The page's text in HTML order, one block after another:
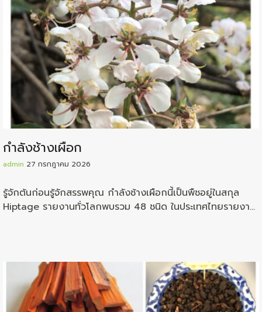
กำลังช้างเผือก
admin 27 กรกฎาคม 2026
รู้จักต้นก่อนรู้จักสรรพคุณ กำลังช้างเผือกนี้เป็นพืชอยู่ในสกุล
Hiptage รายงานทั่วโลกพบรวม 48 ชนิด ในประเทศไทยรายงาน